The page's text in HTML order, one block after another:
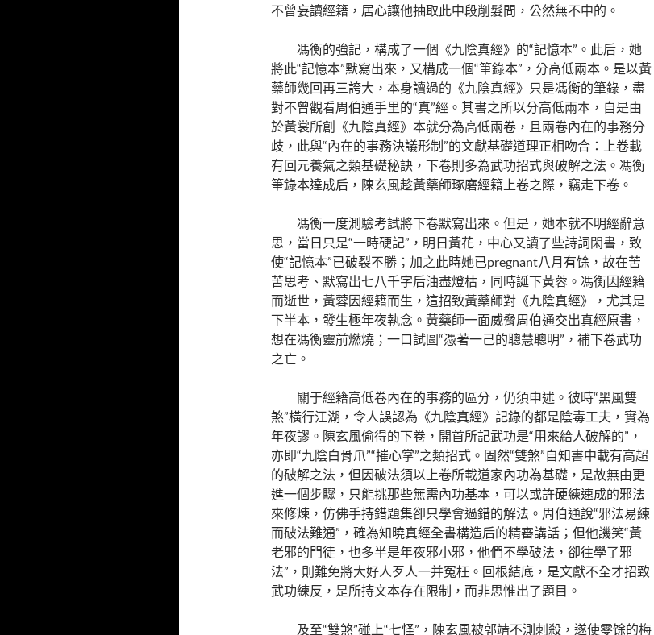
不曾妄讀經籍，居心讓他抽取此中段削髮問，公然無不中的。
馮衡的強記，構成了一個《九陰真經》的“記憶本”。此后，她
將此“記憶本”默寫出來，又構成一個“筆錄本”，分高低兩本。是以黃
藥師幾回再三誇大，本身讀過的《九陰真經》只是馮衡的筆錄，盡
對不曾觀看周伯通手里的“真”經。其書之所以分高低兩本，自是由
於黃裳所創《九陰真經》本就分為高低兩卷，且兩卷內在的事務分
歧，此與“內在的事務決議形制”的文獻基礎道理正相吻合：上卷載
有回元養氣之類基礎秘訣，下卷則多為武功招式與破解之法。馮衡
筆錄本達成后，陳玄風趁黃藥師琢磨經籍上卷之際，竊走下卷。
馮衡一度測驗考試將下卷默寫出來。但是，她本就不明經辭意
思，當日只是“一時硬記”，明日黃花，中心又讀了些詩詞閑書，致
使“記憶本”已破裂不勝；加之此時她已pregnant八月有馀，故在苦
苦思考、默寫出七八千字后油盡燈枯，同時誕下黃蓉。馮衡因經籍
而逝世，黃蓉因經籍而生，這招致黃藥師對《九陰真經》，尤其是
下半本，發生極年夜執念。黃藥師一面威脅周伯通交出真經原書，
想在馮衡靈前燃燒；一口試圖“憑著一己的聰慧聰明”，補下卷武功
之亡。
關于經籍高低卷內在的事務的區分，仍須申述。彼時“黑風雙
煞”橫行江湖，令人誤認為《九陰真經》記錄的都是陰毒工夫，實為
年夜謬。陳玄風偷得的下卷，開首所記武功是“用來給人破解的”，
亦即“九陰白骨爪”“摧心掌”之類招式。固然“雙煞”自知書中載有高超
的破解之法，但因破法須以上卷所載道家內功為基礎，是故無由更
進一個步驟，只能挑那些無需內功基本，可以或許硬練速成的邪法
來修煉，仿佛手持錯題集卻只學會過錯的解法。周伯通說“邪法易練
而破法難通”，確為知曉真經全書構造后的精審講話；但他譏笑“黃
老邪的門徒，也多半是年夜邪小邪，他們不學破法，卻往學了邪
法”，則難免將大好人歹人一并冤枉。回根結底，是文獻不全才招致
武功練反，是所持文本存在限制，而非思惟出了題目。
及至“雙煞”碰上“七怪”，陳玄風被郭靖不測刺殺，遂使零馀的梅